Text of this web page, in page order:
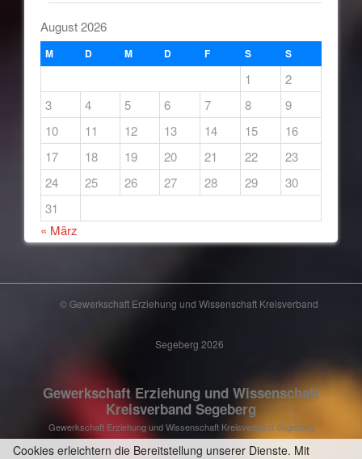
August 2026
M D M D F S S
1
2
3
4 5 6 7 8
9
10
11 12 13 14 15
16
17
18 19 20 21 22
23
24
25 26 27 28 29
30
31
« März
© Gewerkschaft Erziehung und Wissenschaft Kreisverband
Segeberg 2026
Gewerkschaft Erziehung und Wissenschaft
Kreisverband Segeberg
Gewerkschaft Erziehung und Wissenschaft Kreisverband Segeberg
Cookies erleichtern die Bereitstellung unserer Dienste. Mit